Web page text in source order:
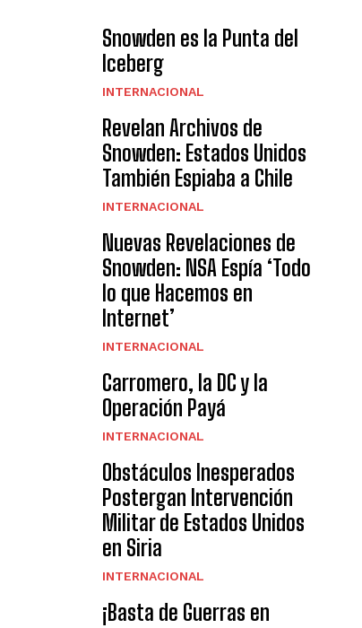
Snowden es la Punta del
Iceberg
INTERNACIONAL
Revelan Archivos de
Snowden: Estados Unidos
También Espiaba a Chile
INTERNACIONAL
Nuevas Revelaciones de
Snowden: NSA Espía ‘Todo
lo que Hacemos en
Internet’
INTERNACIONAL
Carromero, la DC y la
Operación Payá
INTERNACIONAL
Obstáculos Inesperados
Postergan Intervención
Militar de Estados Unidos
en Siria
INTERNACIONAL
¡Basta de Guerras en